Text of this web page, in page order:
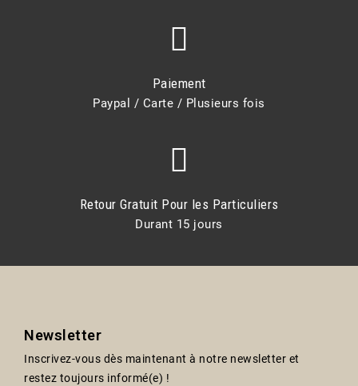
Paiement
Paypal / Carte / Plusieurs fois
Retour Gratuit Pour les Particuliers
Durant 15 jours
Newsletter
Inscrivez-vous dès maintenant à notre newsletter et
restez toujours informé(e) !